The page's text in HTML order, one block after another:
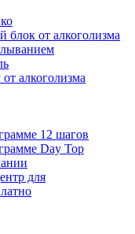
блок от алкоголизма
алкоголизма
12 шагов
Day Top
для